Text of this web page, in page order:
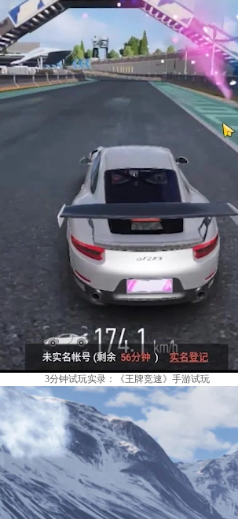
3分钟试玩实录：《王牌竞速》手游试玩